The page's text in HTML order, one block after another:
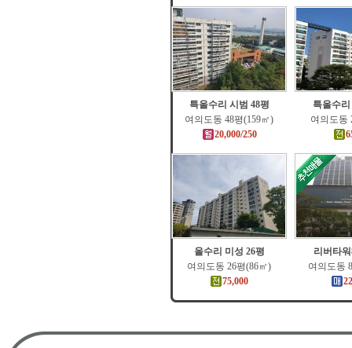
특올수리 시범 48평
여의도동 48평(159㎡)
20,000/250
특올수
여의도동
올수리 미성 26평
여의도동 26평(86㎡)
75,000
리버타
여의도동